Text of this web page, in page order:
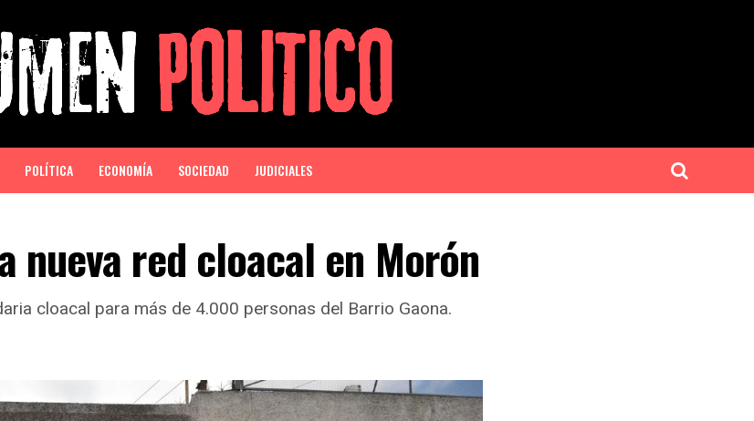
POLÍTICA ECONOMÍA SOCIEDAD JUDICIALES
nueva red cloacal en Morón
cloacal para más de 4.000 personas del Barrio Gaona.